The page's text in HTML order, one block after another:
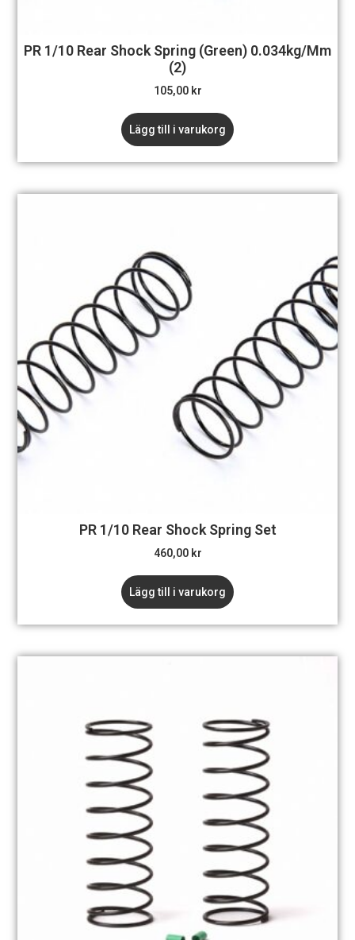
PR 1/10 Rear Shock Spring (Green) 0.034kg/mm
(2)
105,00 kr
Lägg till i varukorg
PR 1/10 Rear Shock Spring Set
460,00 kr
Lägg till i varukorg